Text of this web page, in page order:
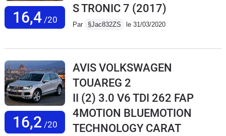
16,4/20
S TRONIC 7 (2017)
Par §Jac832ZS le 31/03/2020
16,2 /20
AVIS VOLKSWAGEN
TOUAREG 2
II (2) 3.0 V6 TDI 262 FAP
4MOTION BLUEMOTION
TECHNOLOGY CARAT